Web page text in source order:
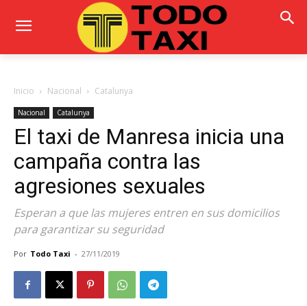
Inicio Nacional Catalunya
Nacional Catalunya
El taxi de Manresa inicia una
campaña contra las
agresiones sexuales
Esperan a que las mujeres entren en sus domicilios
para garantizar su seguridad
Por Todo Taxi - 27/11/2019